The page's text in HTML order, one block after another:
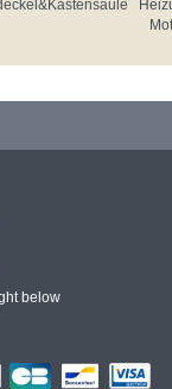
below